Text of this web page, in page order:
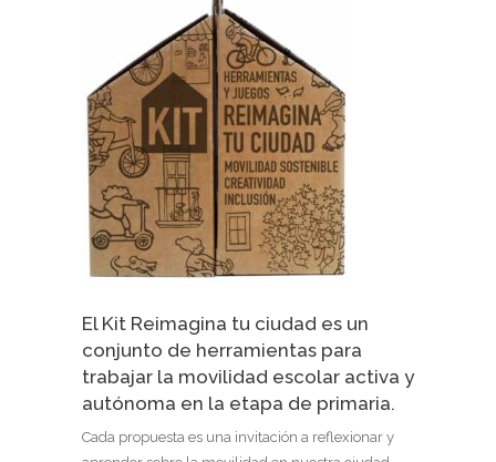
El Kit Reimagina tu ciudad es un
conjunto de herramientas para
trabajar la movilidad escolar activa y
autónoma en la etapa de primaria.
Cada propuesta es una invitación a reflexionar y